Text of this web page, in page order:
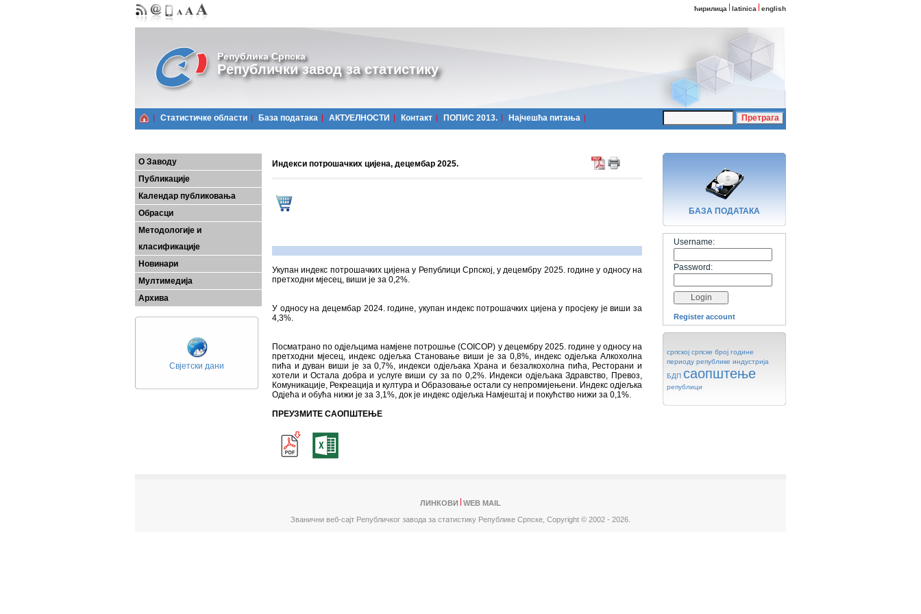
ћирилица latinica english
Република Српска
Републички завод за статистику
Статистичке области Базa података АКТУЕЛНОСТИ Контакт ПОПИС 2013. Најчешћa питања
О Заводу
Публикације
Календар публиковања
Обрасци
Методологије и
класификације
Новинари
Мултимедија
Архива
Свјетски дани
Индекси потрошачких цијена, децембар 2025.
Укупан индекс потрошачких цијена у Републици Српској, у децембру 2025. године у односу на
претходни мјесец, виши је за 0,2%.
У односу на децембар 2024. године, укупан индекс потрошачких цијена у просјеку је виши за
4,3%.
Посматрано по одјељцима намјене потрошње (COICOP) у децембру 2025. године у односу на
претходни мјесец, индекс одјељка Становање виши је за 0,8%, индекс одјељка Алкохолна
пића и дуван виши је за 0,7%, индекси одјељака Храна и безалкохолна пића, Ресторани и
хотели и Остала добра и услуге виши су за по 0,2%. Индекси одјељака Здравство, Превоз,
Комуникације, Рекреација и култура и Образовање остали су непромијењени. Индекс одјељка
Одјећа и обућа нижи је за 3,1%, док је индекс одјељка Намјештај и покућство нижи за 0,1%.
ПРЕУЗМИТЕ САОПШТЕЊЕ
БАЗA ПОДАТАКА
Username:
Password:
Register account
српској српске број године
периоду републике индустрија
БДП саопштење
републици
ЛИНКОВИ
WEB MAIL
Званични веб-сајт Републичког завода за статистику Републике Српске, Copyright © 2002 - 2026.